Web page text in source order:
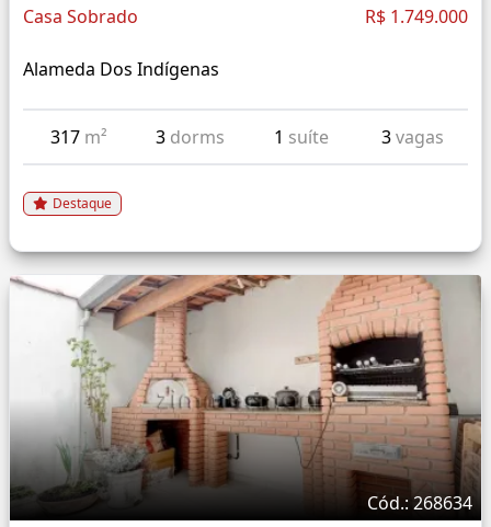
Casa Sobrado R$ 1.749.000
Alameda Dos Indígenas
317 m² 3 dorms 1 suíte 3vagas
Destaque
Cód.: 268634